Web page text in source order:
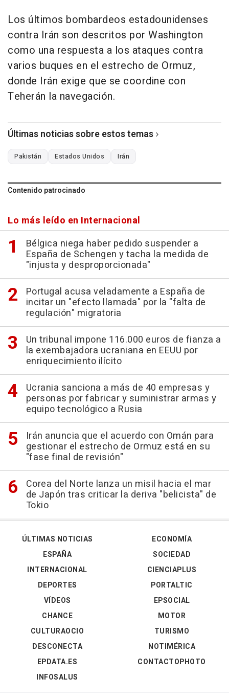
Los últimos bombardeos estadounidenses
contra Irán son descritos por Washington
como una respuesta a los ataques contra
varios buques en el estrecho de Ormuz,
donde Irán exige que se coordine con
Teherán la navegación.
Últimas noticias sobre estos temas
Pakistán Estados Unidos Irán
Contenido patrocinado
Lo más leído en Internacional
Bélgica niega haber pedido suspender a
España de Schengen y tacha la medida de
"injusta y desproporcionada"
Portugal acusa veladamente a España de
incitar un "efecto llamada" por la "falta de
regulación" migratoria
Un tribunal impone 116.000 euros de fianza a
la exembajadora ucraniana en EEUU por
enriquecimiento ilícito
Ucrania sanciona a más de 40 empresas y
personas por fabricar y suministrar armas y
equipo tecnológico a Rusia
Irán anuncia que el acuerdo con Omán para
gestionar el estrecho de Ormuz está en su
"fase final de revisión"
Corea del Norte lanza un misil hacia el mar
de Japón tras criticar la deriva "belicista" de
Tokio
ÚLTIMAS NOTICIAS
ESPAÑA
INTERNACIONAL
DEPORTES
VÍDEOS
ECONOMÍA
SOCIEDAD
CIENCIAPLUS
PORTALTIC
EPSOCIAL
CHANCE
CULTURAOCIO
DESCONECTA
EPDATA.ES
INFOSALUS
MOTOR
TURISMO
NOTIMÉRICA
CONTACTOPHOTO